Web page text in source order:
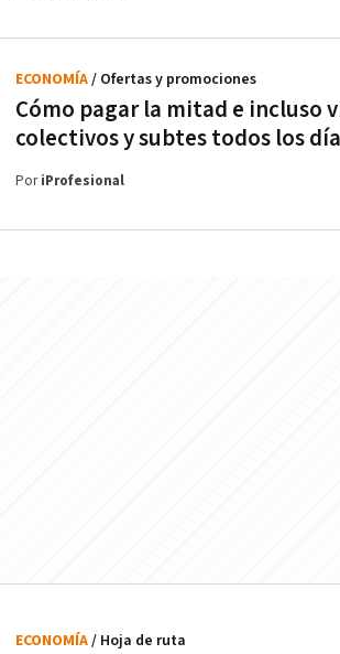
Cómo pagar la mitad e incluso
colectivos y subtes todos los
ECONOMÍA/ Ofertas y promociones
PoriProfesional
ECONOMÍA/ Hoja de ruta